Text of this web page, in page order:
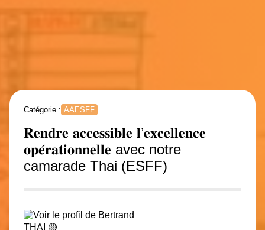
Catégorie : AAESFF
𝐑𝐞𝐧𝐝𝐫𝐞 𝐚𝐜𝐜𝐞𝐬𝐬𝐢𝐛𝐥𝐞 𝐥’𝐞𝐱𝐜𝐞𝐥𝐥𝐞𝐧𝐜𝐞
𝐨𝐩𝐞́𝐫𝐚𝐭𝐢𝐨𝐧𝐧𝐞𝐥𝐥𝐞 avec notre
camarade Thai (ESFF)